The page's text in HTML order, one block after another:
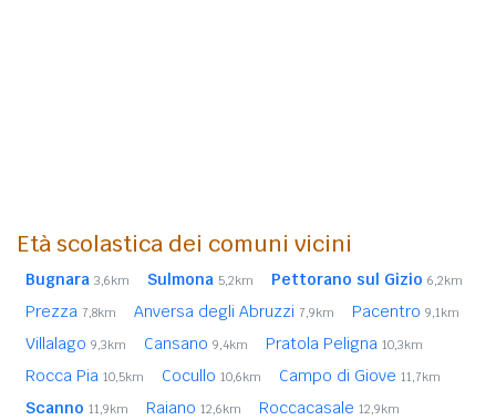
Età scolastica dei comuni vicini
Bugnara 3,6km Sulmona 5,2km Pettorano sul Gizio 6,2km
Prezza 7,8km Anversa degli Abruzzi 7,9km Pacentro 9,1km
Villalago 9,3km Cansano 9,4km Pratola Peligna 10,3km
Rocca Pia 10,5km Cocullo 10,6km Campo di Giove 11,7km
Scanno 11,9km Raiano 12,6km Roccacasale 12,9km